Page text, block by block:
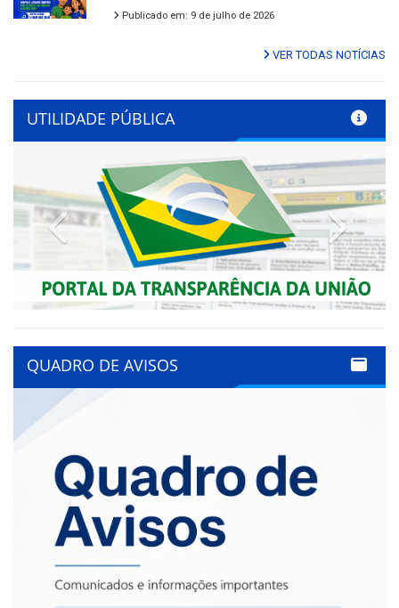
Publicado em: 9 de julho de 2026
VER TODAS NOTÍCIAS
UTILIDADE PÚBLICA
Previous Next
QUADRO DE AVISOS